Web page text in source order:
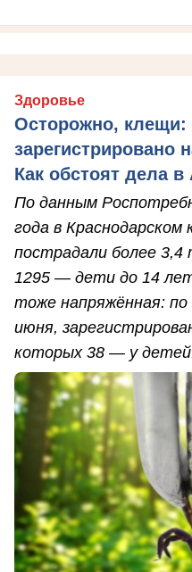
Здоровье
Осторожно, клещи:
зарегистрировано
Как обстоят дела в
По данным
года в Краснодарском
пострадали более 3,4
1295 — дети до 14
тоже напряжённая:
июня,
которых 38 — у